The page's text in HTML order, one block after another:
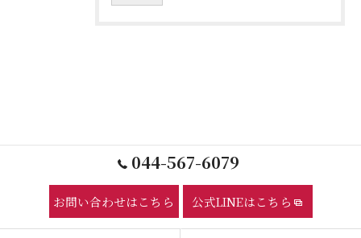
044-567-6079
お問い合わせはこちら 公式LINEはこちら